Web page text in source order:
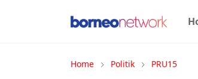
Home Politik PRU15